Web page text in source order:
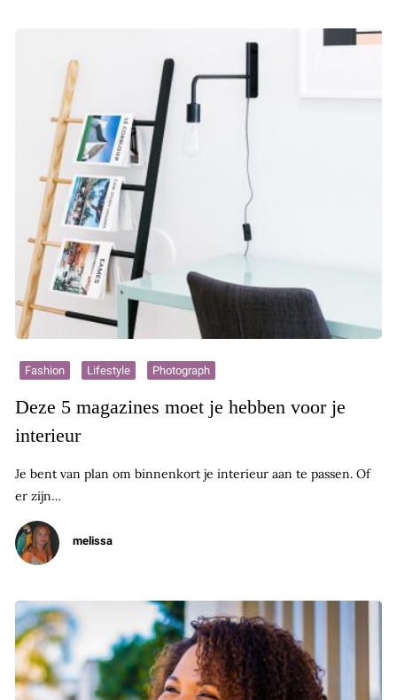
Fashion Lifestyle Photograph
Deze 5 magazines moet je hebben voor je
interieur
Je bent van plan om binnenkort je interieur aan te passen. Of
er zijn…
melissa